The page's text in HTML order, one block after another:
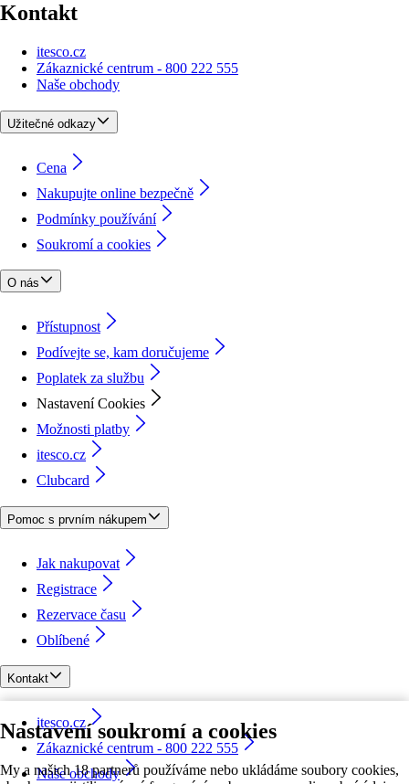
Nastavení soukromí a cookies
My a našich 18 partnerů používáme nebo ukládáme soubory cookies,
Kontakt
itesco.cz
Zákaznické centrum - 800 222 555
Naše obchody
Užitečné odkazy
Cena
Nakupujte online bezpečně
Podmínky používání
Soukromí a cookies
O nás
Přístupnost
Podívejte se, kam doručujeme
Poplatek za službu
Nastavení Cookies
Možnosti platby
itesco.cz
Clubcard
Pomoc s prvním nákupem
Jak nakupovat
Registrace
Rezervace času
Oblíbené
Kontakt
itesco.cz
Zákaznické centrum - 800 222 555
Naše obchody